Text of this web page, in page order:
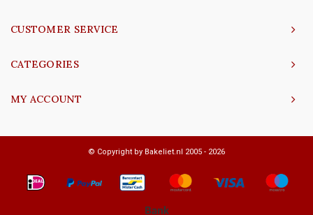
CUSTOMER SERVICE
CATEGORIES
MY ACCOUNT
© Copyright by Bakeliet.nl 2005 - 2026